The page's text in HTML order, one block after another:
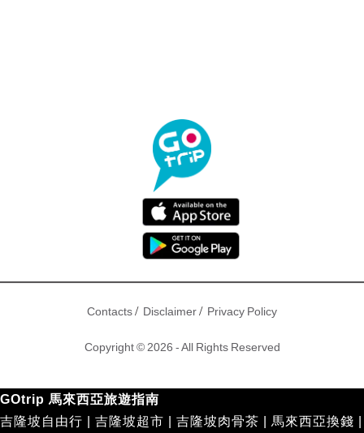
Contacts/ Disclaimer/ Privacy Policy
Copyright © 2026 - All Rights Reserved
GOtrip 馬來西亞旅遊指南
吉隆坡自由行
吉隆坡超市 吉隆坡肉骨茶 馬來西亞換錢